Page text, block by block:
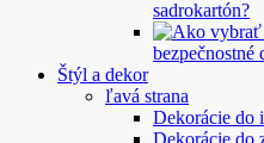
sadrokartón?
bezpečnostné
Štýl a dekor
ľavá strana
Dekorácie do
Dekorácie do